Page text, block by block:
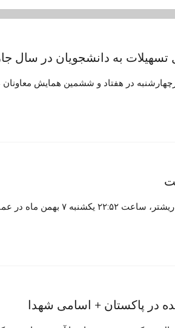
در هفتاد و ششمین همایش
در پاکستان + اسامی شهدا